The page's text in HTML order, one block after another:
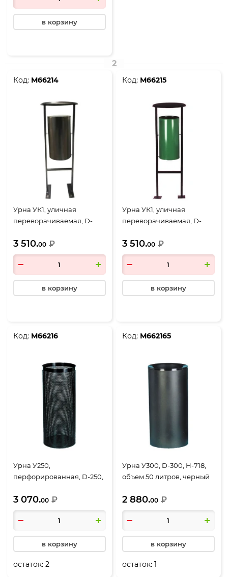
в корзину
2
Код: М66214
Урна УК1, уличная
переворачиваемая, D-
литров, черный
3 510.00 ₽
в корзину
Код: М66215
Урна УК1, уличная
переворачиваемая, D-
литров, зеленый
3 510.00 ₽
в корзину
Код: М66216
Урна У250,
перфорированная, D-250,
черный
3 070.00 ₽
в корзину
остаток:2
Код: М662165
Урна У300, D-300, Н-718,
объем 50 литров, черный
2 880.00 ₽
в корзину
остаток:1